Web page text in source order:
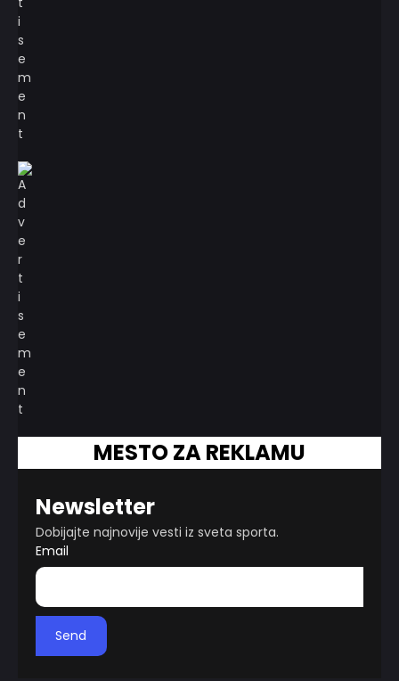
MESTO ZA REKLAMU
Newsletter
Dobijajte najnovije vesti iz sveta sporta.
Email
Send